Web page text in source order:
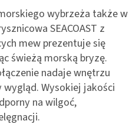
wybrzeża także w
SEACOAST z
mew prezentuje się
świeżą morską bryzę.
nadaje wnętrzu
Wysokiej jakości
na wilgoć,